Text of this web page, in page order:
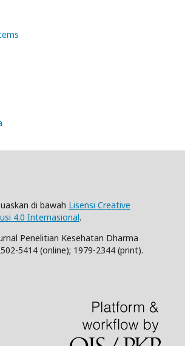
di bawah Lisensi Creative
4.0 Internasional.
Penelitian Kesehatan Dharma
5414 (online); 1979-2344 (print).